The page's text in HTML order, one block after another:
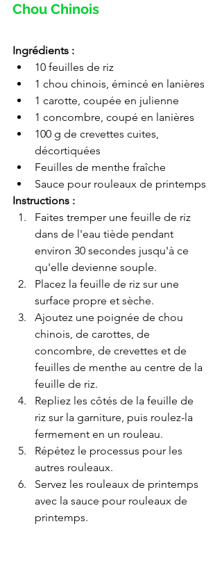
Chou Chinois
Ingrédients :
10 feuilles de riz
1 chou chinois, émincé en lanières
1 carotte, coupée en julienne
1 concombre, coupé en lanières
100 g de crevettes cuites,
décortiquées
Feuilles de menthe fraîche
Sauce pour rouleaux de printemps
Instructions :
Faites tremper une feuille de riz
dans de l'eau tiède pendant
environ 30 secondes jusqu'à ce
qu'elle devienne souple.
Placez la feuille de riz sur une
surface propre et sèche.
Ajoutez une poignée de chou
chinois, de carottes, de
concombre, de crevettes et de
feuilles de menthe au centre de la
feuille de riz.
Repliez les côtés de la feuille de
riz sur la garniture, puis roulez-la
fermement en un rouleau.
Répétez le processus pour les
autres rouleaux.
Servez les rouleaux de printemps
avec la sauce pour rouleaux de
printemps.